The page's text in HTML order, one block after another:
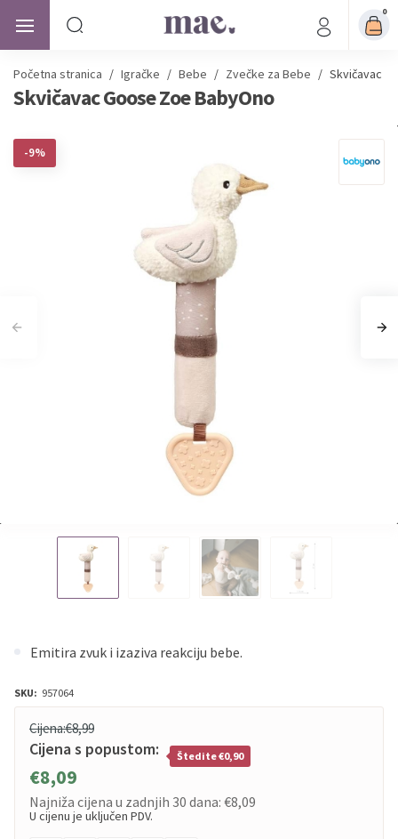
0
Početna stranica / Igračke / Bebe / Zvečke za Bebe / Skvičavac
Skvičavac Goose Zoe BabyOno
-9%
Emitira zvuk i izaziva reakciju bebe.
SKU: 957064
Cijena:€8,99
Cijena s popustom:
€8,09
Štedite €0,90
Najniža cijena u zadnjih 30 dana: €8,09
U cijenu je uključen PDV.